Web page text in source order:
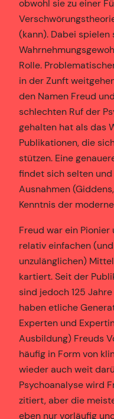
obwohl sie zu einer
(kann). Dabei spielen
Rolle.
in der Zunft
den Namen Freud
schlechten Ruf der
gehalten hat als das
Publikationen, die
stützen. Eine
findet sich selten
Ausnahmen
Kenntnis der
Freud war ein
relativ einfachen
unzulänglichen)
kartiert. Seit der
sind jedoch 125
haben etliche
Experten und
Ausbildung) Freuds
häufig in Form von
wieder auch weit
Psychoanalyse wird
zitiert, aber die
eben nur vorläufig